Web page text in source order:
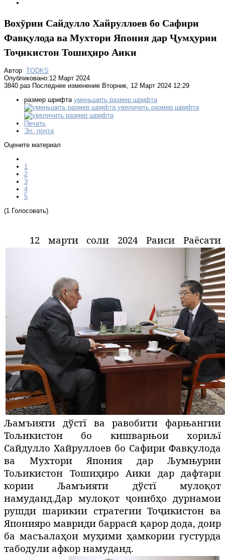
Вохӯрии Сайдулло Хайруллоев бо Сафири
Фавқулода ва Мухтори Япония дар Ҷумҳурии
Тоҷикистон Тошиҳиро Аики
Автор TODKS
Опубликовано:12 Март 2024
3840 раз Последнее изменение Вторник, 12 Март 2024 12:29
размер шрифта уменьшить размер шрифта
увеличить размер шрифта
Печать
Эл. почта
Оцените материал
1
2
3
4
5
(1 Голосовать)
12 марти соли 2024Раиси Раёсати
Љамъияти дўстї ва равобити фарњангии
Тољикистон бо кишварњои хориљї
Сайдулло Хайруллоев бо Сафири Фавқулода
ва Мухтори Япония дар Љумњурии
Тољикистон Тошиҳиро Аики дар дафтари
кории Љамъияти дўстї
мулоқот
намуданд.Дар мулоқот ҷонибҳо дурнамои
рушди шарикии стратегии Тоҷикистон ва
Японияро мавриди баррасӣ қарор дода, доир
ба масъалаҳои муҳими ҳамкории густурда
табодули афкор намуданд.